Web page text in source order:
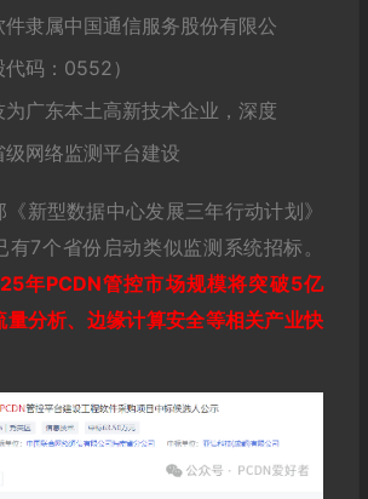
件隶属中国通信服务股份有限公
码：0552）
为广东本土高新技术企业，深度
级网络监测平台建设
《新型数据中心发展三年行动计划》
有7个省份启动类似监测系统招标。
年PCDN管控市场规模将突破5亿
量分析、边缘计算安全等相关产业快